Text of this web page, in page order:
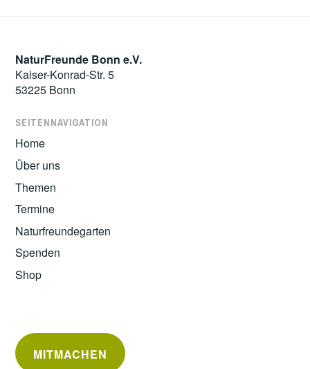
NaturFreunde Bonn e.V.
Kaiser-Konrad-Str. 5
53225 Bonn
SEITENNAVIGATION
Home
Über uns
Themen
Termine
Naturfreundegarten
Spenden
Shop
MITMACHEN